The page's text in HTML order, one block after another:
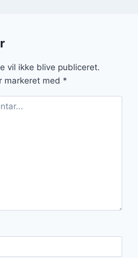
vil ikke blive publiceret.
markeret med *